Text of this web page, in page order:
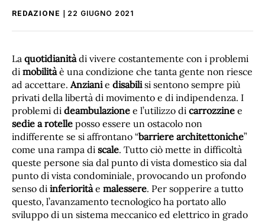
REDAZIONE 22 GIUGNO 2021
La quotidianitàdi vivere costantemente con i problemi
di mobilitàè una condizione che tanta gente non riesce
ad accettare.Anzianie disabilisi sentono sempre più
privati della libertà di movimento e di indipendenza. I
problemi di deambulazione e l’utilizzo di carrozzine e
sedie a rotelle posso essere un ostacolo non
indifferente se si affrontano “barriere architettoniche”
come una rampa di scale. Tutto ciò mette in difficoltà
queste persone sia dal punto di vista domestico sia dal
punto di vista condominiale, provocando un profondo
senso di inferioritàe malessere. Per sopperire a tutto
questo, l’avanzamento tecnologico ha portato allo
sviluppo di un sistema meccanico ed elettrico in grado